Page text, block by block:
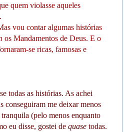
quem violasse aqueles
vou contar algumas histórias
os Mandamentos de Deus. E o
se ricas, famosas e
todas as histórias. As achei
conseguiram me deixar menos
tranquila (pelo menos enquanto
eu disse, gostei de quase todas.